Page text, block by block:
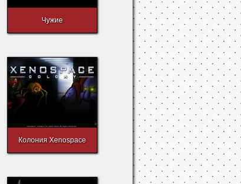
Чужие
Колония Xenospace